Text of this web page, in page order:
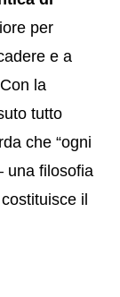
per
e a
la
tutto
che “ogni
una filosofia
il